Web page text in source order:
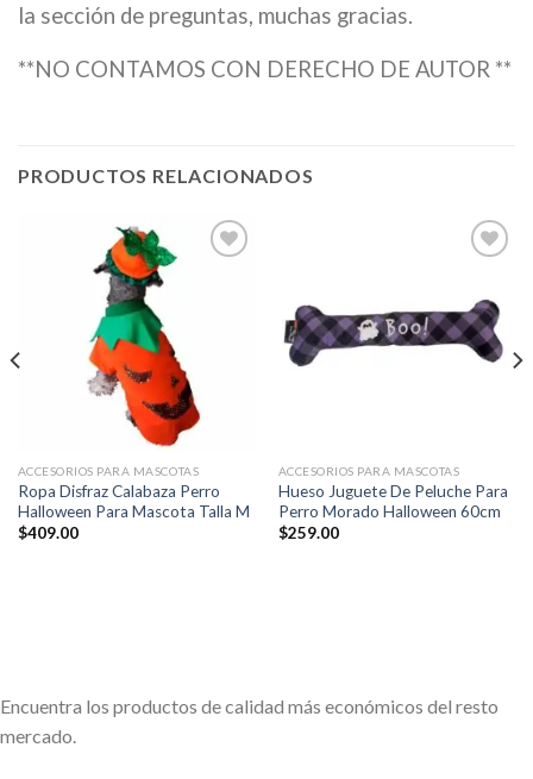
la sección de preguntas, muchas gracias.
**NO CONTAMOS CON DERECHO DE AUTOR **
PRODUCTOS RELACIONADOS
ACCESORIOS PARA MASCOTAS
Ropa Disfraz Calabaza Perro
Halloween Para Mascota Talla M
$409.00
lista de
deseos
ACCESORIOS PARA MASCOTAS
Hueso Juguete De Peluche Para
Perro Morado Halloween 60cm
$259.00
Encuentra los productos de calidad más económicos del resto
mercado.